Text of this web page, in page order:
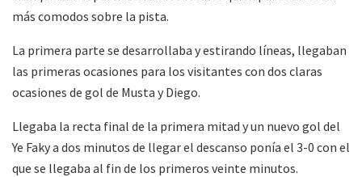
más comodos sobre la pista.
La primera parte se desarrollaba y estirando líneas, llegaban
las primeras ocasiones para los visitantes con dos claras
ocasiones de gol de Musta y Diego.
Llegaba la recta final de la primera mitad y un nuevo gol del
Ye Faky a dos minutos de llegar el descanso ponía el 3-0 con el
que se llegaba al fin de los primeros veinte minutos.